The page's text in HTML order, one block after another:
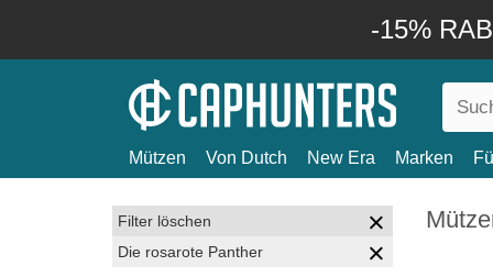
-15%
Mützen Von Dutch New Era Marken
Filter löschen
Die rosarote Panther